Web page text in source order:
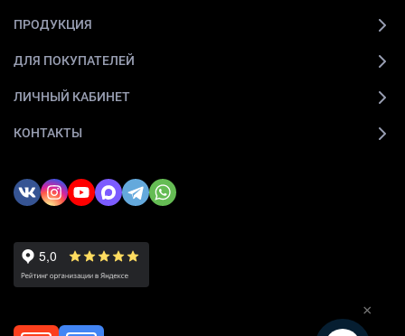
ПРОДУКЦИЯ
ДЛЯ ПОКУПАТЕЛЕЙ
ЛИЧНЫЙ КАБИНЕТ
КОНТАКТЫ
×